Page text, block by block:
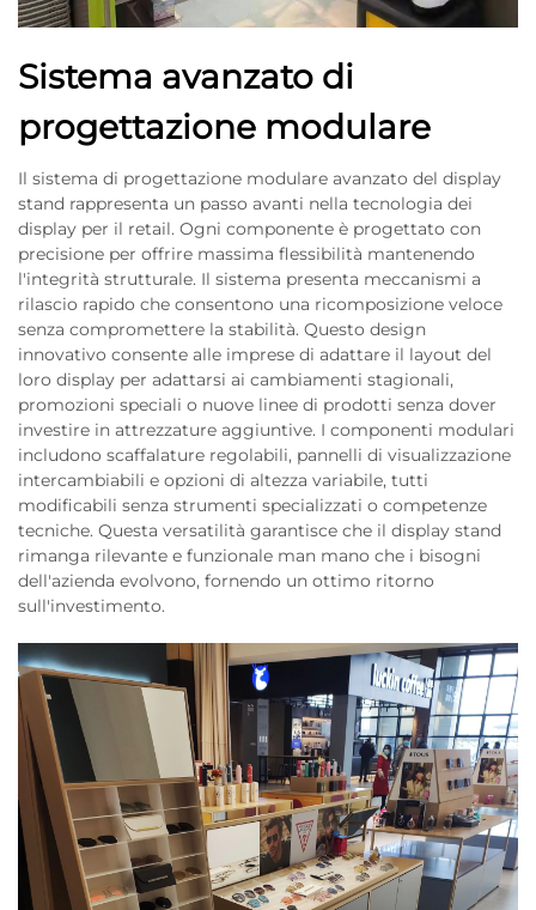
Sistema avanzato di
progettazione modulare
Il sistema di progettazione modulare avanzato del display
stand rappresenta un passo avanti nella tecnologia dei
display per il retail. Ogni componente è progettato con
precisione per offrire massima flessibilità mantenendo
l'integrità strutturale. Il sistema presenta meccanismi a
rilascio rapido che consentono una ricomposizione veloce
senza compromettere la stabilità. Questo design
innovativo consente alle imprese di adattare il layout del
loro display per adattarsi ai cambiamenti stagionali,
promozioni speciali o nuove linee di prodotti senza dover
investire in attrezzature aggiuntive. I componenti modulari
includono scaffalature regolabili, pannelli di visualizzazione
intercambiabili e opzioni di altezza variabile, tutti
modificabili senza strumenti specializzati o competenze
tecniche. Questa versatilità garantisce che il display stand
rimanga rilevante e funzionale man mano che i bisogni
dell'azienda evolvono, fornendo un ottimo ritorno
sull'investimento.